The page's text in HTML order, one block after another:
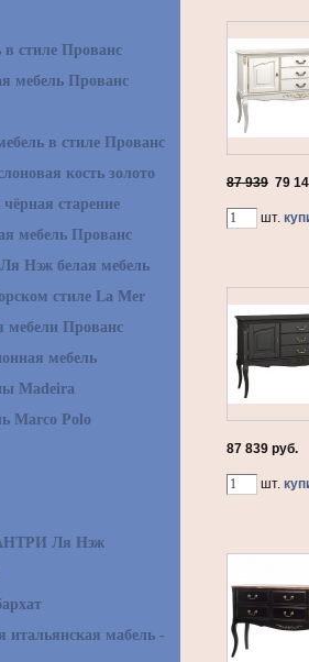
стиле Прованс
мебель Прованс
в стиле Прованс
кость золото
старение
мебель Прованс
Нэж белая мебель
стиле La Mer
мебели Прованс
мебель
Madeira
Marco Polo
Ля Нэж
итальянская мабель -
87 939 79
шт.
87 839 руб.
шт.